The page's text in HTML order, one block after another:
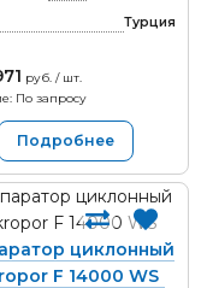
Турция
руб. / шт.
По запросу
Подробнее
циклонный
F 14000 WS